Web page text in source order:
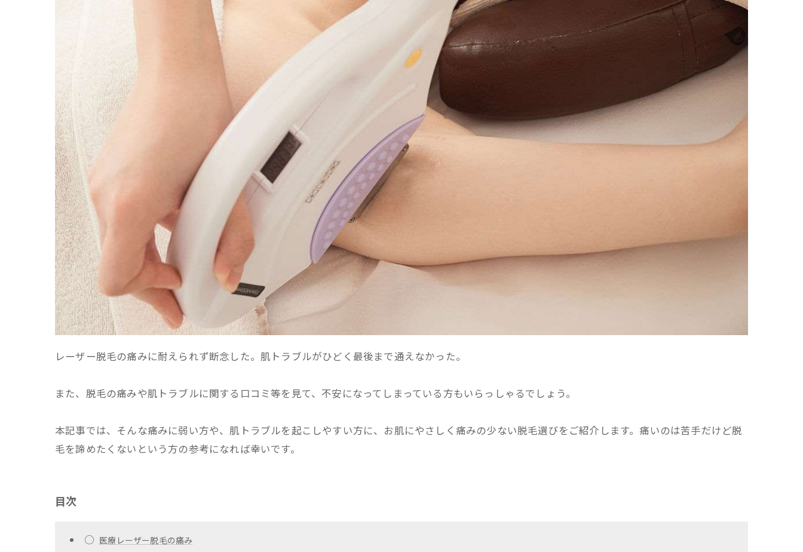
レーザー脱毛の痛みに耐えられず断念した。肌トラブルがひどく最後まで通えなかった。
また、脱毛の痛みや肌トラブルに関する口コミ等を見て、不安になってしまっている方もいらっしゃるでしょう。
本記事では、そんな痛みに弱い方や、肌トラブルを起こしやすい方に、お肌にやさしく痛みの少ない脱毛選びをご紹介します。痛いのは苦手だけど脱
毛を諦めたくないという方の参考になれば幸いです。
目次
○ 医療レーザー脱毛の痛み